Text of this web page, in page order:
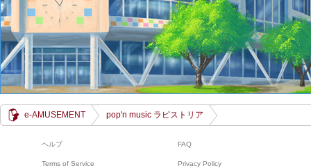
e-AMUSEMENT pop'n music ラピストリア
ヘルプ FAQ
Terms of Service Privacy Policy